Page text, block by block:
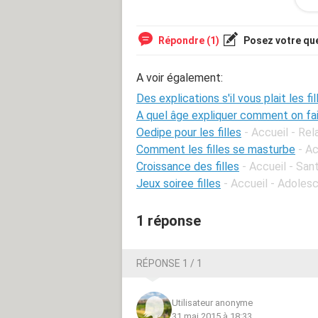
le moment ou j'ai mes règles.
avant ou moins ..
Répondre (1) Posez votre
A voir également:
Des explications s'il vous plait les
A quel âge expliquer comment on
Oedipe pour les filles - Accueil -
Comment les filles se masturbe -
Croissance des filles - Accueil -
Jeux soiree filles - Accueil -
1 réponse
RÉPONSE 1 / 1
Utilisateur anonyme
31 mai 2015 à 18:33